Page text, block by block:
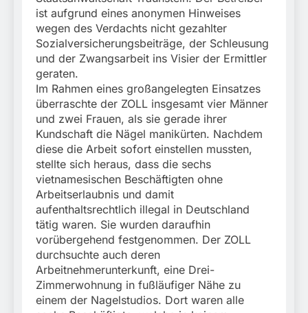
ist aufgrund eines anonymen Hinweises
wegen des Verdachts nicht gezahlter
Sozialversicherungsbeiträge, der Schleusung
und der Zwangsarbeit ins Visier der Ermittler
geraten.
Im Rahmen eines großangelegten Einsatzes
überraschte der ZOLL insgesamt vier Männer
und zwei Frauen, als sie gerade ihrer
Kundschaft die Nägel manikürten. Nachdem
diese die Arbeit sofort einstellen mussten,
stellte sich heraus, dass die sechs
vietnamesischen Beschäftigten ohne
Arbeitserlaubnis und damit
aufenthaltsrechtlich illegal in Deutschland
tätig waren. Sie wurden daraufhin
vorübergehend festgenommen. Der ZOLL
durchsuchte auch deren
Arbeitnehmerunterkunft, eine Drei-
Zimmerwohnung in fußläufiger Nähe zu
einem der Nagelstudios. Dort waren alle